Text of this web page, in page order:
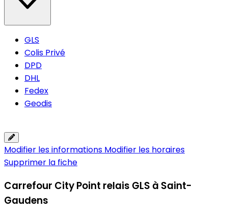
GLS
Colis Privé
DPD
DHL
Fedex
Geodis
Modifier les informations Modifier les horaires
Supprimer la fiche
Carrefour CityPoint relais GLS à Saint-
Gaudens